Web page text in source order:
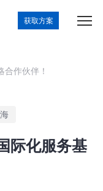
获取方案
作伙伴！
际化服务基